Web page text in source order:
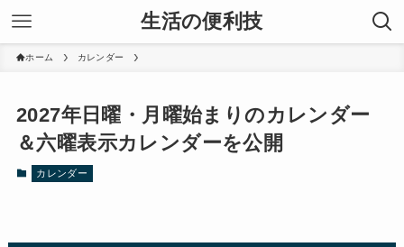
生活の便利技
ホーム カレンダー
2027年日曜・月曜始まりのカレンダー
＆六曜表示カレンダーを公開
カレンダー